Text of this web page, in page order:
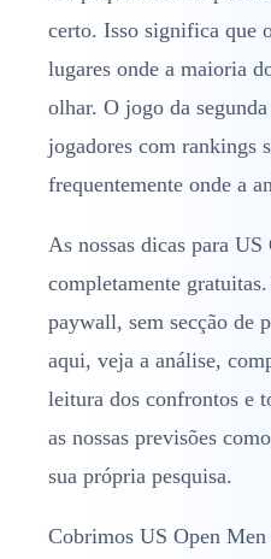
certo. Isso significa que
lugares onde a maioria
olhar. O jogo da
jogadores com rankings
frequentemente onde a
As nossas dicas para
completamente
paywall, sem secção de
aqui, veja a análise,
leitura dos confrontos e
as nossas previsões
sua própria pesquisa.
Cobrimos US Open